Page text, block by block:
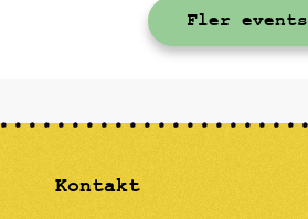
Fler events
Kontakt